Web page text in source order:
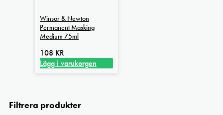
Winsor & Newton
Permanent Masking
Medium 75ml
108 KR
Lägg i varukorgen
Filtrera produkter